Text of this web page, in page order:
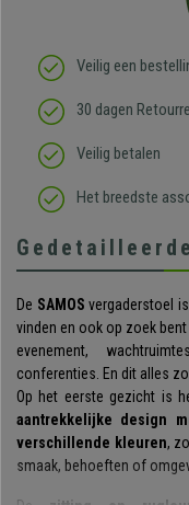
Veilig een
30 dagen
Veilig betalen
Het breedste
Gedetailleerde
De SAMOS vergaderstoel
vinden en ook op zoek
evenement,
conferenties. En dit alles
Op het eerste gezicht is
aantrekkelijke design
verschillende kleuren,
smaak, behoeften of